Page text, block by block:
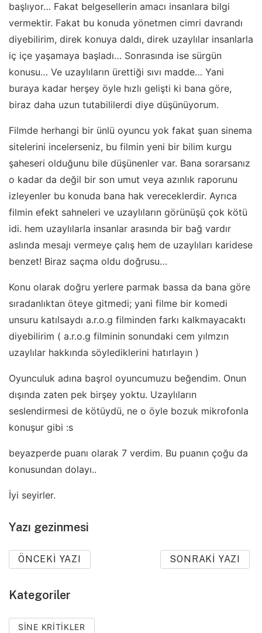
başlıyor… Fakat belgesellerin amacı insanlara bilgi
vermektir. Fakat bu konuda yönetmen cimri davrandı
diyebilirim, direk konuya daldı, direk uzaylılar insanlarla
iç içe yaşamaya başladı… Sonrasında ise sürgün
konusu… Ve uzaylıların ürettiği sıvı madde… Yani
buraya kadar herşey öyle hızlı gelişti ki bana göre,
biraz daha uzun tutabililerdi diye düşünüyorum.
Filmde herhangi bir ünlü oyuncu yok fakat şuan sinema
sitelerini incelerseniz, bu filmin yeni bir bilim kurgu
şaheseri olduğunu bile düşünenler var. Bana sorarsanız
o kadar da değil bir son umut veya azınlık raporunu
izleyenler bu konuda bana hak vereceklerdir. Ayrıca
filmin efekt sahneleri ve uzaylıların görünüşü çok kötü
idi. hem uzaylılarla insanlar arasında bir bağ vardır
aslında mesajı vermeye çalış hem de uzaylıları karidese
benzet! Biraz saçma oldu doğrusu…
Konu olarak doğru yerlere parmak bassa da bana göre
sıradanlıktan öteye gitmedi; yani filme bir komedi
unsuru katılsaydı a.r.o.g filminden farkı kalkmayacaktı
diyebilirim ( a.r.o.g filminin sonundaki cem yılmzın
uzaylılar hakkında söylediklerini hatırlayın )
Oyunculuk adına başrol oyuncumuzu beğendim. Onun
dışında zaten pek birşey yoktu. Uzaylıların
seslendirmesi de kötüydü, ne o öyle bozuk mikrofonla
konuşur gibi :s
beyazperde puanı olarak 7 verdim. Bu puanın çoğu da
konusundan dolayı..
İyi seyirler.
Yazı gezinmesi
ÖNCEKI YAZI SONRAKI YAZI
Kategoriler
SINE KRITIKLER